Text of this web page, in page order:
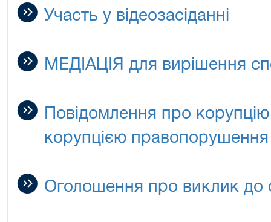
Участь у відеозасіданні
МЕДІАЦІЯ для вирішення
Повідомлення про
корупцією правопорушення
Оголошення про виклик до